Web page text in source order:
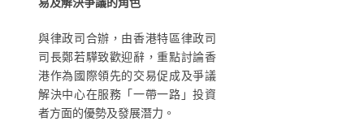
易及解決爭議的角色
與律政司合辦，由香港特區律政司
司長鄭若驊致歡迎辭，重點討論香
港作為國際領先的交易促成及爭議
解決中心在服務「一帶一路」投資
者方面的優勢及發展潛力。